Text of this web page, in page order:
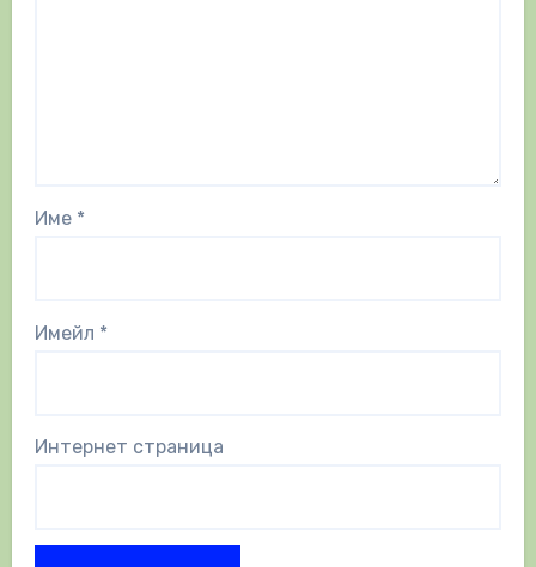
Име *
Имейл *
Интернет страница